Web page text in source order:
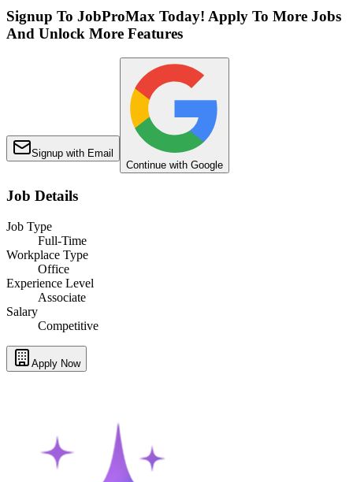
Signup To JobProMax Today! Apply To More Jobs
And Unlock More Features
Signup with Email
Continue with Google
Job Details
Job Type
Full-Time
Workplace Type
Office
Experience Level
Associate
Salary
Competitive
Apply Now